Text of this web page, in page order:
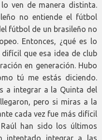
ven de manera distinta.
no entiende el fútbol
fútbol de un brasileño no
Entonces, ¿qué es lo
que esa idea de club
en generación. Hubo
tú me estás diciendo.
a integrar a la Quinta del
pero si miras a la
cada vez fue más difícil
han sido los últimos
intentado integrar a las